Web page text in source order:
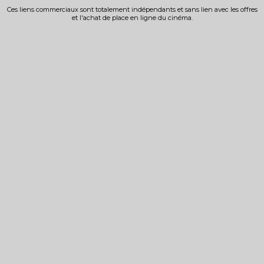
Ces liens commerciaux sont totalement indépendants et sans lien avec les offres
et l'achat de place en ligne du cinéma.